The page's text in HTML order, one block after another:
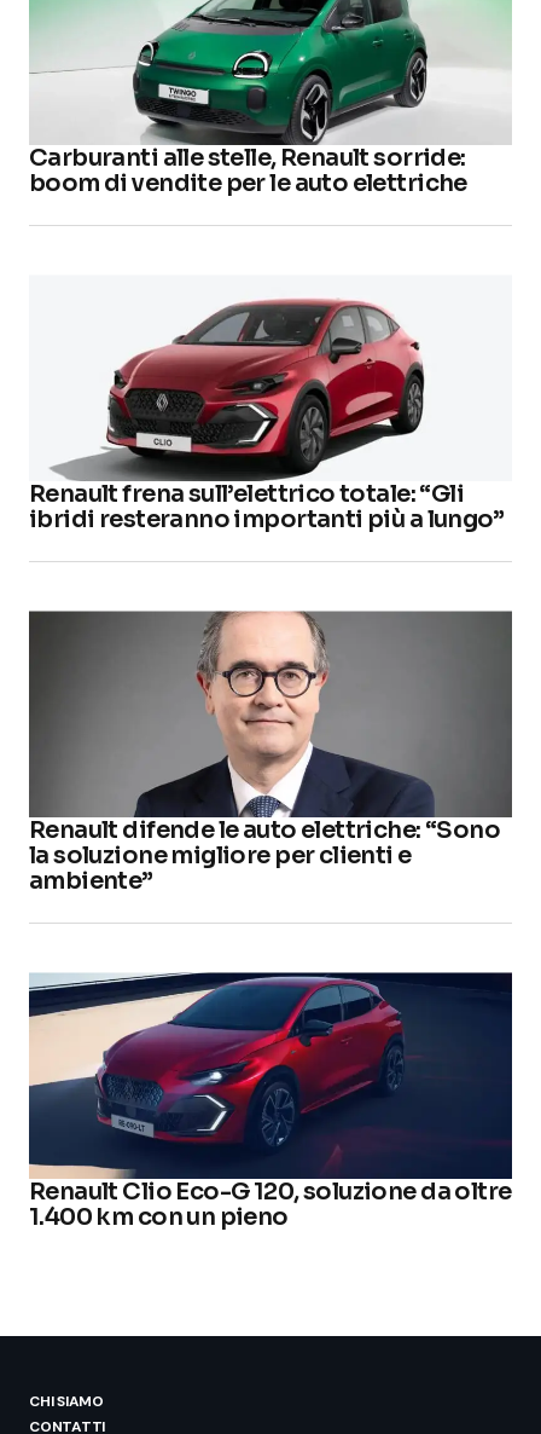
Carburanti alle stelle, Renault sorride:
boom di vendite per le auto elettriche
Renault frena sull’elettrico totale: “Gli
ibridi resteranno importanti più a lungo”
Renault difende le auto elettriche: “Sono
la soluzione migliore per clienti e
ambiente”
Renault Clio Eco-G 120, soluzione da oltre
1.400 km con un pieno
CHI SIAMO
CONTATTI